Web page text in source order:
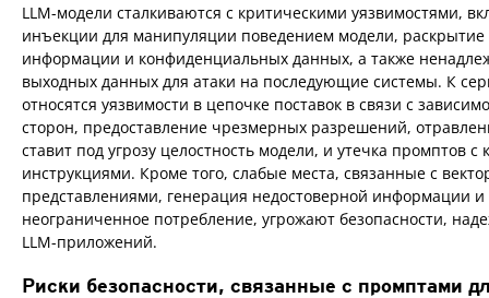
LLM-модели сталкиваются с критическими уязвимостями,
инъекции для манипуляции поведением модели, раскрытие
информации и конфиденциальных данных, а также
выходных данных для атаки на последующие системы. К
относятся уязвимости в цепочке поставок в связи с
сторон, предоставление чрезмерных разрешений,
ставит под угрозу целостность модели, и утечка промптов
инструкциями. Кроме того, слабые места, связанные с
представлениями, генерация недостоверной информации
неограниченное потребление, угрожают безопасности,
LLM-приложений.
Риски безопасности, связанные с промптами